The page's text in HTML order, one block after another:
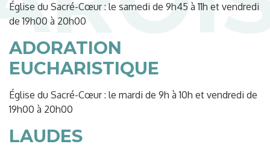
Église du Sacré-Cœur : le samedi de 9h45 à 11h et vendredi
de 19h00 à 20h00
ADORATION
EUCHARISTIQUE
Église du Sacré-Cœur : le mardi de 9h à 10h et vendredi de
19h00 à 20h00
LAUDES